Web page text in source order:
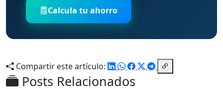
Calcula tu ahorro
Compartir este artículo:
Posts Relacionados